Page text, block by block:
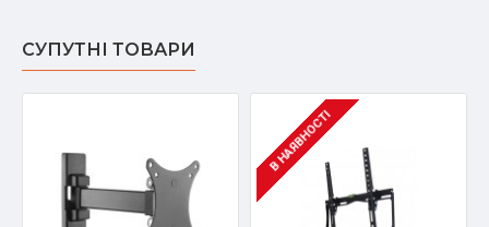
СУПУТНІ ТОВАРИ
В НАЯВНОСТІ